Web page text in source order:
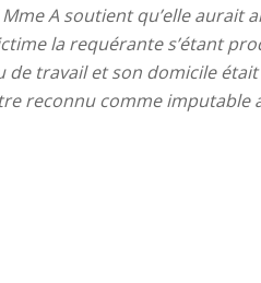
A soutient qu’elle
la requérante s’étant
travail et son domicile
reconnu comme imputable